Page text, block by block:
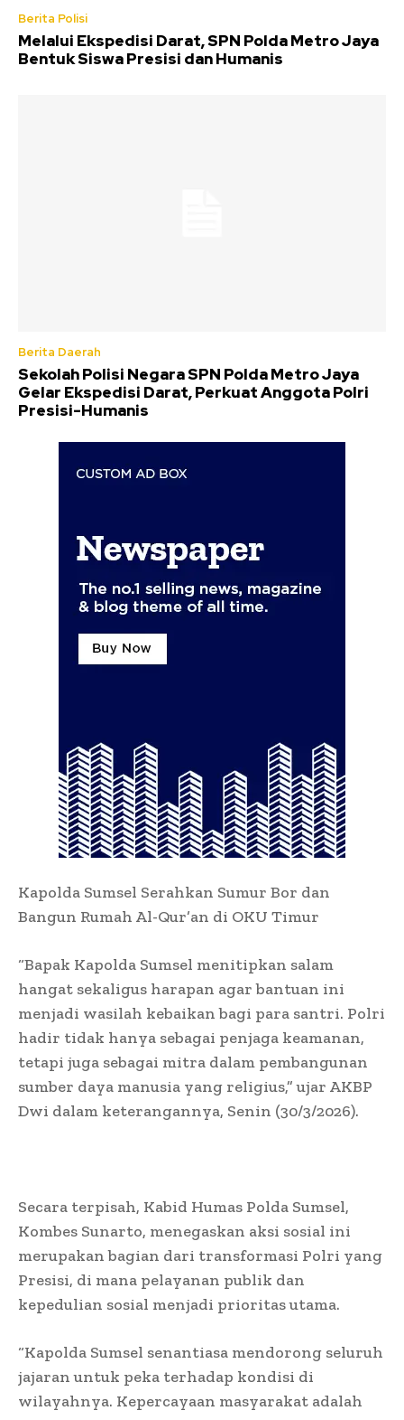
Berita Polisi
Melalui Ekspedisi Darat, SPN Polda Metro Jaya
Bentuk Siswa Presisi dan Humanis
Berita Daerah
Sekolah Polisi Negara SPN Polda Metro Jaya
Gelar Ekspedisi Darat, Perkuat Anggota Polri
Presisi-Humanis
Kapolda Sumsel Serahkan Sumur Bor dan
Bangun Rumah Al-Qur’an di OKU Timur
“Bapak Kapolda Sumsel menitipkan salam
hangat sekaligus harapan agar bantuan ini
menjadi wasilah kebaikan bagi para santri. Polri
hadir tidak hanya sebagai penjaga keamanan,
tetapi juga sebagai mitra dalam pembangunan
sumber daya manusia yang religius,” ujar AKBP
Dwi dalam keterangannya, Senin (30/3/2026).
Secara terpisah, Kabid Humas Polda Sumsel,
Kombes Sunarto, menegaskan aksi sosial ini
merupakan bagian dari transformasi Polri yang
Presisi, di mana pelayanan publik dan
kepedulian sosial menjadi prioritas utama.
“Kapolda Sumsel senantiasa mendorong seluruh
jajaran untuk peka terhadap kondisi di
wilayahnya. Kepercayaan masyarakat adalah